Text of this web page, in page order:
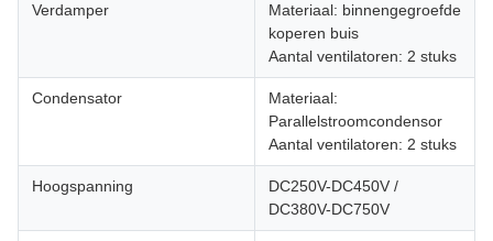
Verdamper
Materiaal: binnengegroefde
koperen buis
Aantal ventilatoren: 2 stuks
Condensator
Materiaal:
Parallelstroomcondensor
Aantal ventilatoren: 2 stuks
Hoogspanning
DC250V-DC450V /
DC380V-DC750V